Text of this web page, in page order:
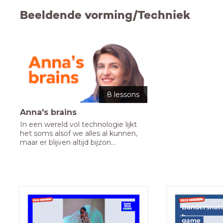
Beeldende vorming/Techniek
8 lessons
Anna's brains
In een wereld vol technologie lijkt
het soms alsof we alles al kunnen,
maar er blijven altijd bijzon...